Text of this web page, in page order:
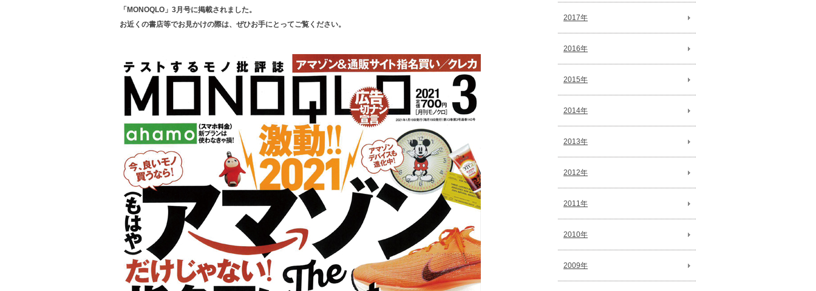
「MONOQLO」3月号に掲載されました。
お近くの書店等でお見かけの際は、ぜひお手にとってご覧ください。
2017年
2016年
2015年
2014年
2013年
2012年
2011年
2010年
2009年